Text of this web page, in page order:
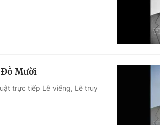
Mười
trực tiếp Lễ viếng, Lễ truy